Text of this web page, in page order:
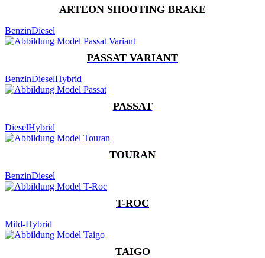
ARTEON SHOOTING BRAKE
BenzinDiesel
PASSAT VARIANT
BenzinDieselHybrid
PASSAT
DieselHybrid
TOURAN
BenzinDiesel
T-ROC
Mild-Hybrid
TAIGO